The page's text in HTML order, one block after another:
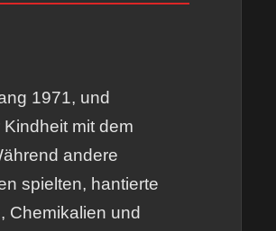
1971, und
mit dem
andere
spielten, hantierte
Chemikalien und